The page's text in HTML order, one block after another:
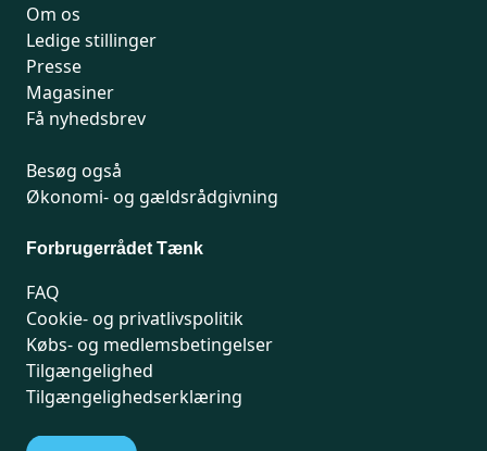
Om os
Ledige stillinger
Presse
Magasiner
Få nyhedsbrev
Besøg også
Økonomi- og gældsrådgivning
Forbrugerrådet Tænk
FAQ
Cookie- og privatlivspolitik
Købs- og medlemsbetingelser
Tilgængelighed
Tilgængelighedserklæring